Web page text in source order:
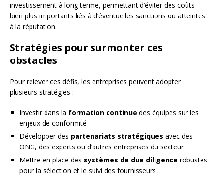
investissement à long terme, permettant d’éviter des coûts
bien plus importants liés à d’éventuelles sanctions ou atteintes
à la réputation.
Stratégies pour surmonter ces
obstacles
Pour relever ces défis, les entreprises peuvent adopter
plusieurs stratégies :
Investir dans la formation continue des équipes sur les
enjeux de conformité
Développer des partenariats stratégiques avec des
ONG, des experts ou d’autres entreprises du secteur
Mettre en place des systèmes de due diligence robustes
pour la sélection et le suivi des fournisseurs